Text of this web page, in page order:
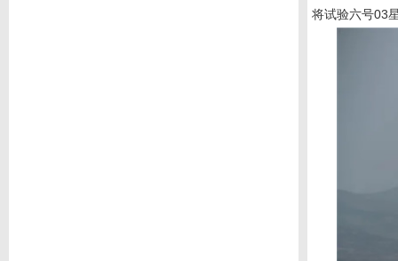
将试验六号03